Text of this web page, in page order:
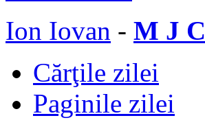
Ion Iovan - M J C
Cărţile zilei
Paginile zilei